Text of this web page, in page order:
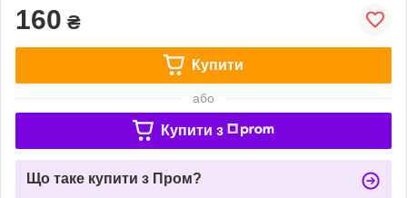
160 ₴
Купити
або
Купити з
Що таке купити з Пром?